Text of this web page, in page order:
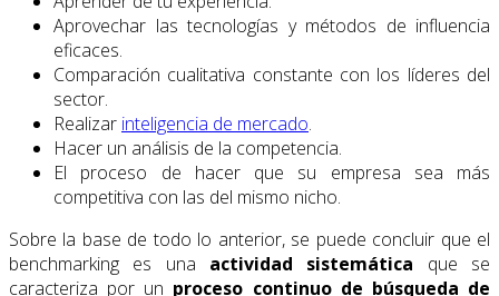
Aprovechar las tecnologías y métodos de influencia
eficaces.
Comparación cualitativa constante con los líderes del
sector.
Realizar inteligencia de mercado.
Hacer un análisis de la competencia.
El proceso de hacer que su empresa sea más
competitiva con las del mismo nicho.
Sobre la base de todo lo anterior, se puede concluir que el
benchmarking es una actividad sistemática que se
caracteriza por un proceso continuo de búsqueda de